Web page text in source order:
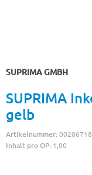
SUPRIMA GMBH
SUPRIMA
gelb
Artikelnummer:00206718
Inhalt pro OP: 1,00